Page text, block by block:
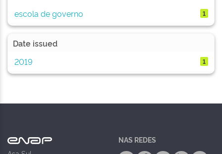
escola de governo 1
Date issued
2019
1
NAS REDES